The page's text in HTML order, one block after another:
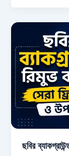
ছবির